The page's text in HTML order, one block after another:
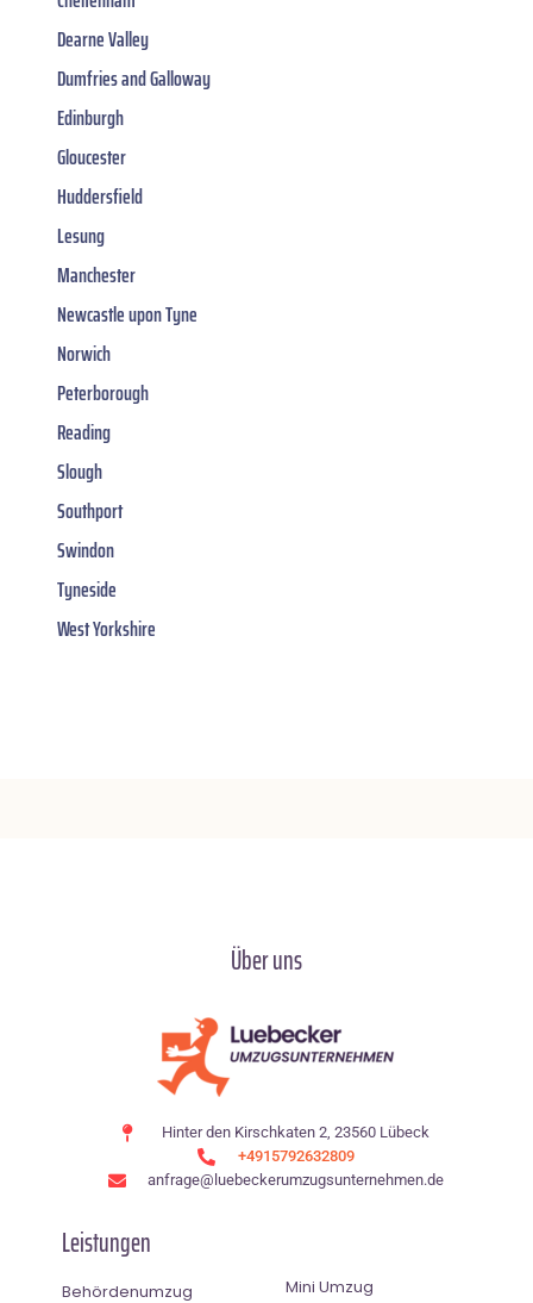
Dearne Valley
Dumfries and Galloway
Edinburgh
Gloucester
Huddersfield
Lesung
Manchester
Newcastle upon Tyne
Norwich
Peterborough
Reading
Slough
Southport
Swindon
Tyneside
West Yorkshire
Über uns
Hinter den Kirschkaten 2, 23560 Lübeck
+4915792632809
anfrage@luebeckerumzugsunternehmen.de
Leistungen
Behördenumzug Mini Umzug